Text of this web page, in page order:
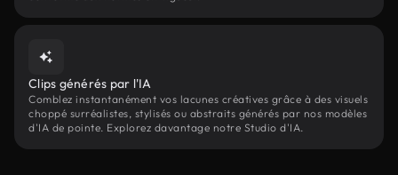
Clips générés par l'IA
Comblez instantanément vos lacunes créatives grâce à des visuels
choppé surréalistes, stylisés ou abstraits générés par nos modèles
d'IA de pointe. Explorez davantage notre Studio d'IA.